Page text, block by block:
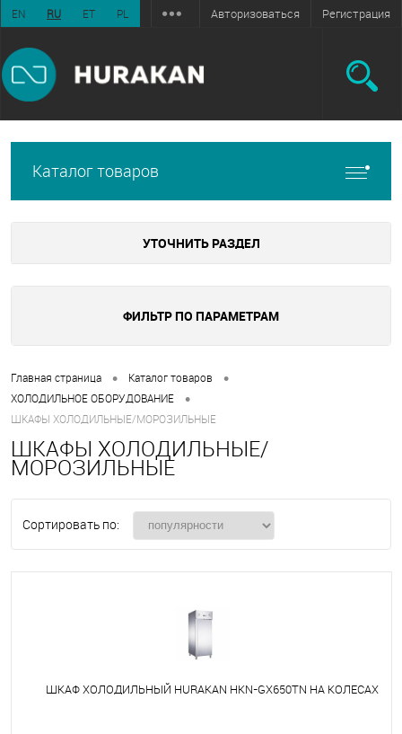
EN RU ET PL Авторизоваться Регистрация
Каталог товаров
УТОЧНИТЬ РАЗДЕЛ
ФИЛЬТР ПО ПАРАМЕТРАМ
Главная страница • Каталог товаров •
ХОЛОДИЛЬНОЕ ОБОРУДОВАНИЕ •
ШКАФЫ ХОЛОДИЛЬНЫЕ/МОРОЗИЛЬНЫЕ
ШКАФЫ ХОЛОДИЛЬНЫЕ/
МОРОЗИЛЬНЫЕ
Сортировать по:
ШКАФ ХОЛОДИЛЬНЫЙ HURAKAN HKN-GX650TN НА КОЛЕСАХ